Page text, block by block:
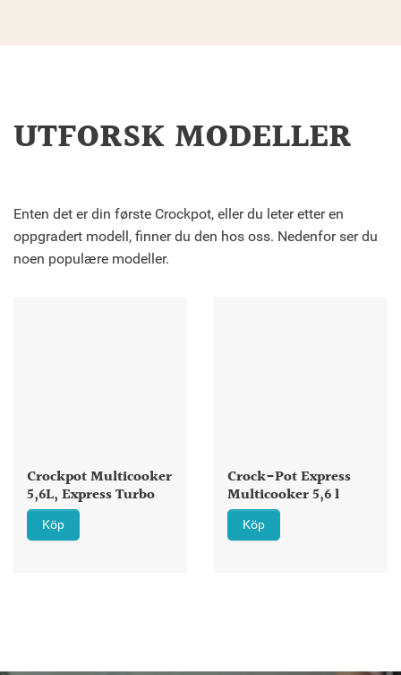
UTFORSK MODELLER
Enten det er din første Crockpot, eller du leter etter en
oppgradert modell, finner du den hos oss. Nedenfor ser du
noen populære modeller.
Crockpot Multicooker
5,6L, Express Turbo
Köp
Crock-Pot Express
Multicooker 5,6 l
Köp